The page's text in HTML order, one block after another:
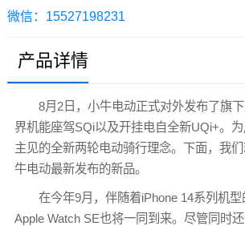
微信：15527198231
产品详情
8月2日，小牛电动正式对外发布了旗下
界机能座驾SQi以及开挂电自全新UQi+。
主见的全新两轮电动骑行理念。下面，我
牛电动最新发布的新品。
在今年9月，伴随着iPhone 14系列机型
Apple Watch SE也将一同到来。尽管同时